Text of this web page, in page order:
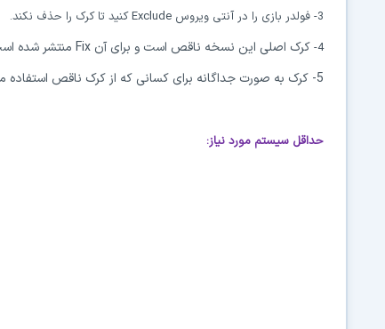
3- فولدر بازی را در آنتی ویروس Exclude کنید تا کرک را حذف نکند.
4- کرک اصلی این نسخه ناقص است و برای آن Fix منتشر شده است که ما فقط کرک کامل و Fix شده را قرار داده ایم.
5- کرک به صورت جداگانه برای کسانی که از کرک ناقص استفاده می کنند قرار داده شده است.
حداقل سیستم مورد نیاز: